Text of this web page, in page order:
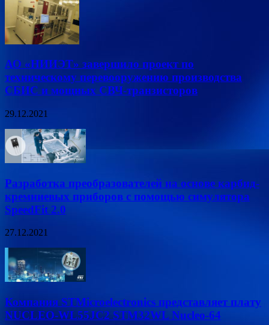
АО «НИИЭТ» завершило проект по
техническому перевооружению производства
СБИС и мощных СВЧ-транзисторов
29.12.2021
Разработка преобразователей на основе карбид-
кремниевых приборов с помощью симулятора
SpeedFit 2.0
27.12.2021
Компания STMicroelectronics представляет плату
NUCLEO-WL55JC2 STM32WL Nucleo-64